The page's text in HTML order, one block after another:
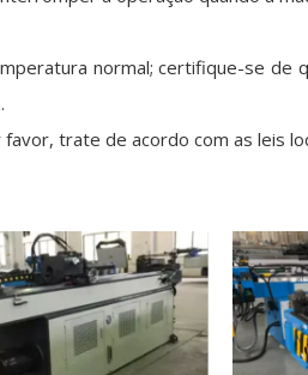
normal; certifique-se
trate de acordo com as leis